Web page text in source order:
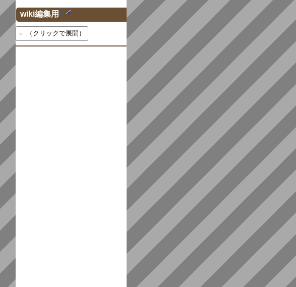
wiki編集用 †
（クリックで展開）